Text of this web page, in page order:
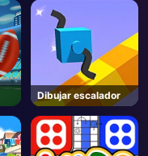
Dibujar escalador